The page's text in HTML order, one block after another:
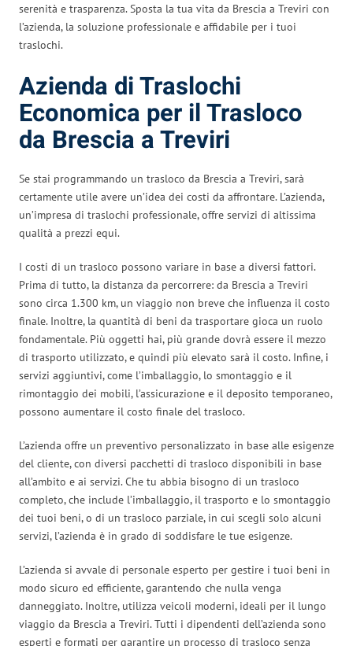
serenità e trasparenza. Sposta la tua vita da Brescia a Treviri con
l’azienda, la soluzione professionale e affidabile per i tuoi
traslochi.
Azienda di Traslochi
Economica per il Trasloco
da Brescia a Treviri
Se stai programmando un trasloco da Brescia a Treviri, sarà
certamente utile avere un’idea dei costi da affrontare. L’azienda,
un’impresa di traslochi professionale, offre servizi di altissima
qualità a prezzi equi.
I costi di un trasloco possono variare in base a diversi fattori.
Prima di tutto, la distanza da percorrere: da Brescia a Treviri
sono circa 1.300 km, un viaggio non breve che influenza il costo
finale. Inoltre, la quantità di beni da trasportare gioca un ruolo
fondamentale. Più oggetti hai, più grande dovrà essere il mezzo
di trasporto utilizzato, e quindi più elevato sarà il costo. Infine, i
servizi aggiuntivi, come l’imballaggio, lo smontaggio e il
rimontaggio dei mobili, l’assicurazione e il deposito temporaneo,
possono aumentare il costo finale del trasloco.
L’azienda offre un preventivo personalizzato in base alle esigenze
del cliente, con diversi pacchetti di trasloco disponibili in base
all’ambito e ai servizi. Che tu abbia bisogno di un trasloco
completo, che include l’imballaggio, il trasporto e lo smontaggio
dei tuoi beni, o di un trasloco parziale, in cui scegli solo alcuni
servizi, l’azienda è in grado di soddisfare le tue esigenze.
L’azienda si avvale di personale esperto per gestire i tuoi beni in
modo sicuro ed efficiente, garantendo che nulla venga
danneggiato. Inoltre, utilizza veicoli moderni, ideali per il lungo
viaggio da Brescia a Treviri. Tutti i dipendenti dell’azienda sono
esperti e formati per garantire un processo di trasloco senza